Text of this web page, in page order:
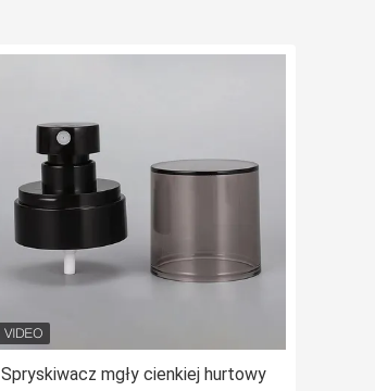
Spryskiwacz mgły cienkiej hurtowy